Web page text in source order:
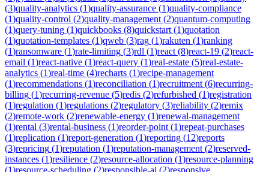
(3)quality-analytics (1)quality-assurance (1)quality-compliance
(1)quality-control (2)quality-management (2)quantum-computing
(1)query-tuning (1)quickbooks (8)quickstart (1)quotation
(1)quotation-templates (1)qweb (3)rag (1)rakuten (1)ranking
(1)ransomware (1)rate-limiting (3)rdl (1)react (8)react-19 (2)react-
email (1)react-native (1)react-query (1)real-estate (5)real-estate-
analytics (1)real-time (4)recharts (1)recipe-management
(1)recommendations (1)reconciliation (1)recruitment (6)recurring-
billing (1)recurring-revenue (5)redis (2)refurbished (1)registration
(1)regulation (1)regulations (2)regulatory (3)reliability (2)remix
(2)remote-work (2)renewable-energy (1)renewal-management
(1)rental (3)rental-business (1)reorder-point (1)repeat-purchases
(1)replication (1)report-generation (1)reporting (12)reports
(3)repricing (1)reputation (1)reputation-management (2)reserved-
instances (1)resilience (2)resource-allocation (1)resource-planning
(1)resource-scheduling (2)responsible-ai (2)responsive